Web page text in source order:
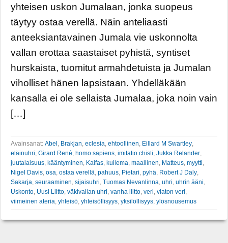
yhteisen uskon Jumalaan, jonka suopeus
täytyy ostaa verellä. Näin anteliaasti
anteeksiantavainen Jumala vie uskonnolta
vallan erottaa saastaiset pyhistä, syntiset
hurskaista, tuomitut armahdetuista ja Jumalan
viholliset hänen lapsistaan. Yhdelläkään
kansalla ei ole sellaista Jumalaa, joka noin vain
[…]
Avainsanat: Abel Brakjan eclesia ehtoollinen Eillard M Swartley
eläinuhri Girard René homo sapiens imitatio chisti Jukka Relander
juutalaisuus kääntyminen Kaifas kuilema maallinen Matteus myytti
Nigel Davis osa ostaa verellä pahuus Pietari pyhä Robert J Daly
Sakarja seuraaminen sijaisuhri Tuomas Nevanlinna uhri uhrin ääni
Uskonto Uusi Liitto väkivallan uhri vanha liitto veri viaton veri
viimeinen ateria yhteisö yhteisöllisyys yksilöllisyys ylösnousemus